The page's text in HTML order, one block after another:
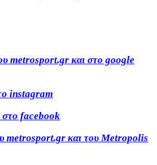
metrosport.gr και στο google
instagram
στο facebook
metrosport.gr και του Metropolis